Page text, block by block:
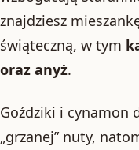
znajdziesz
świąteczną, w tym
oraz anyż.
Goździki i cynamon
„grzanej” nuty,